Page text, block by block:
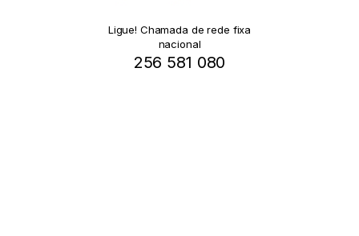
Ligue! Chamada de rede fixa
nacional
256 581 080